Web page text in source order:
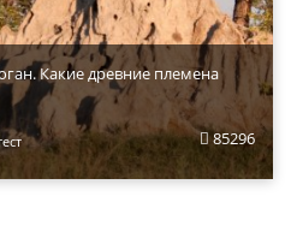
Какие древние племена
85296